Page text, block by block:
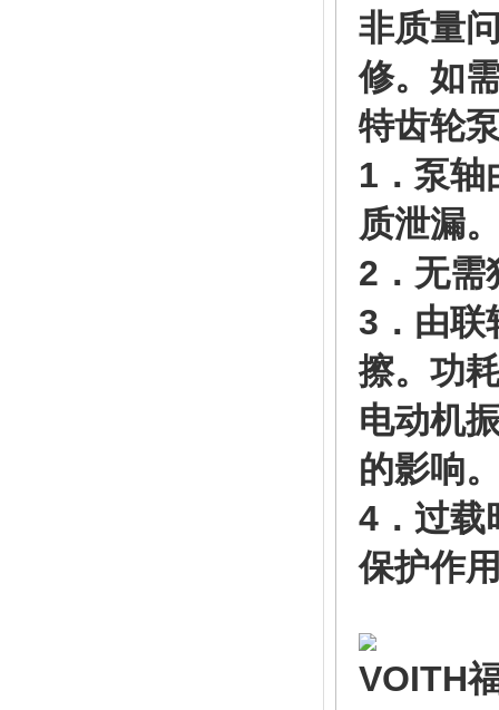
非质量
修。如
特齿轮
1．泵轴
质泄漏
2．无需
3．由联
擦。功
电动机
的影响
4．过载
保护作
VOITH